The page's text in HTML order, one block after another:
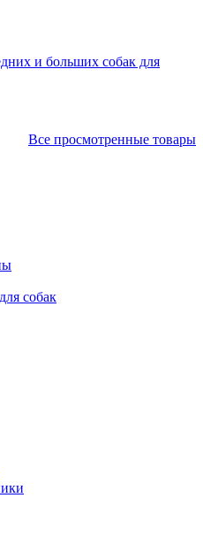
и больших собак для
Все просмотренные товары
собак